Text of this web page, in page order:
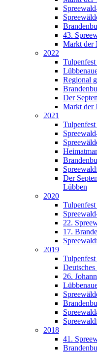
43.
Markt der
2022
Regional
Der
Markt der
2021
Der
Lübben
2020
22.
17.
2019
26.
2018
41.